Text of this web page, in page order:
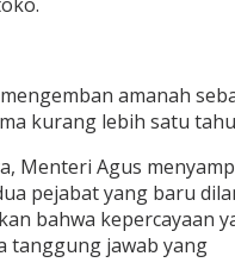
amanah
kurang lebih satu
Menteri Agus
pejabat yang baru
bahwa kepercayaan
tanggung jawab yang